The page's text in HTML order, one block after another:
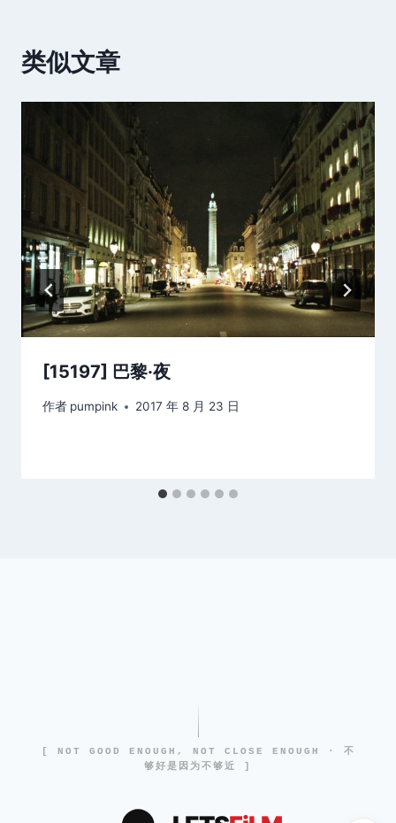
类似文章
[15197] 巴黎·夜
作者 pumpink 2017 年 8 月 23 日
[ NOT GOOD ENOUGH, NOT CLOSE ENOUGH · 不
够好是因为不够近 ]